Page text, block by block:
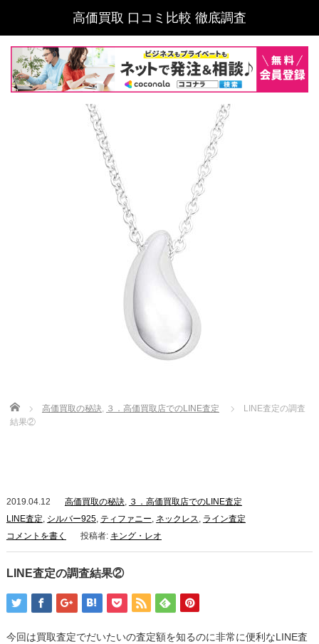
高価買取 口コミ比較 徹底調査
Home 高価買取の秘訣, ３．高価買取店でのLINE査定
LINE査定の調査
結果②
2019.04.12 高価買取の秘訣, ３．高価買取店でのLINE査定
LINE査定, シルバー925, ティファニー, ネックレス, ライン査定
コメントを書く
投稿者: キング・レオ
LINE査定の調査結果②
今回は買取査定でだいたいの査定額を知るのに非常に便利なLINE査